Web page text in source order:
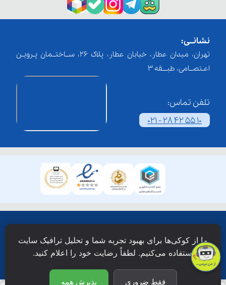
نشانــی:
تهران، میدان عطار، خیابان عطار، پلاک 26، ســاختــمان پـرویـن
اعـتصــامی، طبـــقه 3
تلفن تماس:
021 - 28 42 55 10
دانش نویان محفوظ است.
ما از کوکی‌ها برای بهبود تجربه شما و تحلیل ترافیک سایت
استفاده می‌کنیم. لطفاً رضایت خود را اعلام کنید.
فقط ضروری پذیرش همه